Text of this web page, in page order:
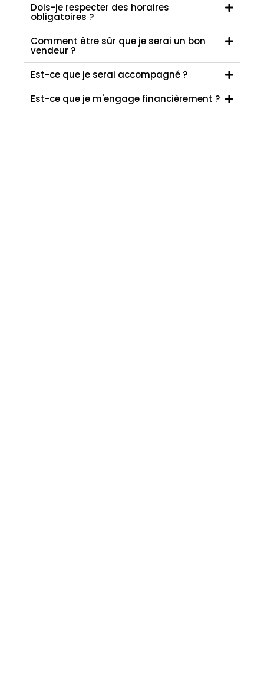
Dois-je respecter des horaires
obligatoires ?
Comment être sûr que je serai un bon
vendeur ?
Est-ce que je serai accompagné ?
Est-ce que je m'engage financièrement ?